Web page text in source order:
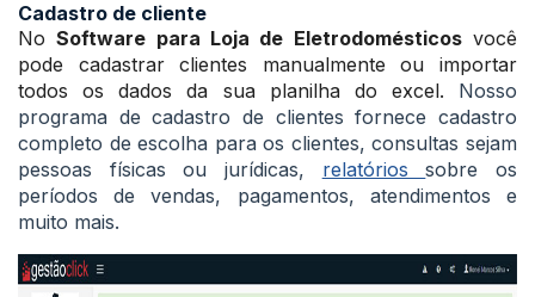
Cadastro de cliente
NoSoftware para Loja de Eletrodomésticosvocê
pode cadastrar clientes manualmente ou importar
todos os dados da sua planilha do excel. Nosso
programa de cadastro de clientes fornece cadastro
completo de escolha para os clientes, consultas sejam
pessoas físicas ou jurídicas, relatóriossobre os
períodos de vendas, pagamentos, atendimentos e
muito mais.